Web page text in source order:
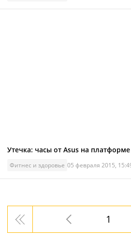
Утечка: часы от Asus на
Фитнес и здоровье 05 февраля 2015,
1